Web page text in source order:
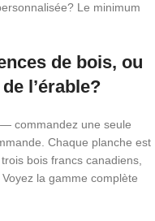
Le minimum
de bois, ou
l’érable?
commandez une seule
Chaque planche est
bois francs canadiens,
la gamme complète